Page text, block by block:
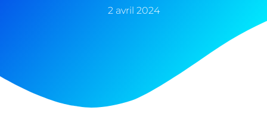
2 avril 2024